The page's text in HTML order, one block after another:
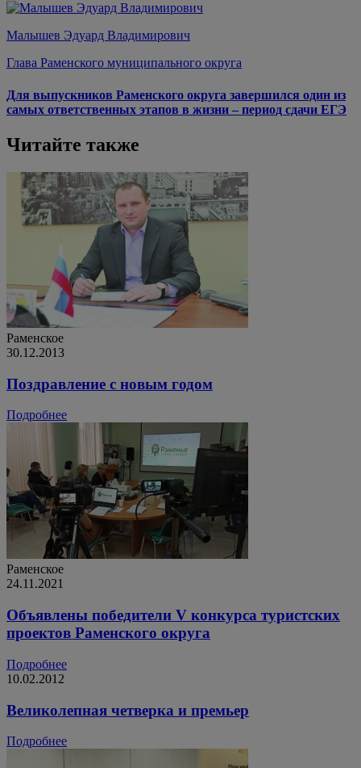
Малышев Эдуард Владимирович
Глава Раменского муниципального округа
Для выпускников Раменского округа завершился один из
самых ответственных этапов в жизни – период сдачи ЕГЭ
Читайте также
Раменское
30.12.2013
Поздравление с новым годом
Подробнее
Раменское
24.11.2021
Объявлены победители V конкурса туристских
проектов Раменского округа
Подробнее
10.02.2012
Великолепная четверка и премьер
Подробнее